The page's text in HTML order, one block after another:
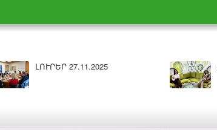
Բարի լույս 26.11.2025